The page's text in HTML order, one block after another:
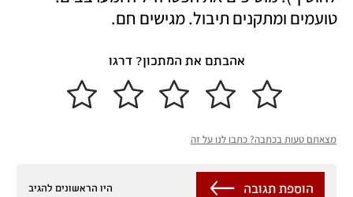
טועמים ומתקנים תיבול. מגישים חם.
אהבתם את המתכון? דרגו
מצאתם טעות בכתבה? כתבו לנו על זה
היו הראשונים להגיב הוספת תגובה